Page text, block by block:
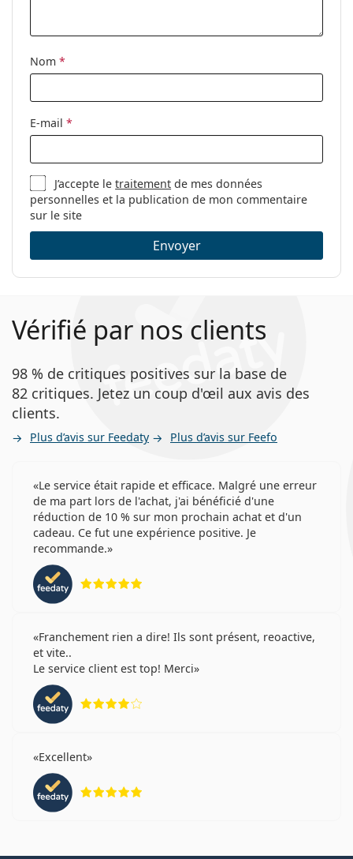
nettoyage:
Autres
Catégorie:
Marque:
Code:
Nom *
E-mail *
J’accepte letraitement de mes données
personnelles et la publication de mon commentaire
sur le site
Envoyer
Vérifié par nos clients
98 % de critiques positives sur la base de
82 critiques. Jetez un coup d'œil aux avis des
clients.
Plus d’avis sur Feedaty Plus d’avis sur Feefo
Le service était rapide et efficace. Malgré une erreur
de ma part lors de l'achat, j'ai bénéficié d'une
réduction de 10 % sur mon prochain achat et d'un
cadeau. Ce fut une expérience positive. Je
recommande.
Franchement rien a dire! Ils sont présent, reoactive,
et vite..
Le service client est top! Merci
Excellent